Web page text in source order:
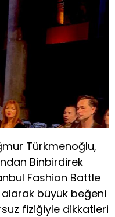
Türkmenoğlu,
Binbirdirek
Fashion Battle
büyük beğeni
fiziğiyle dikkatleri